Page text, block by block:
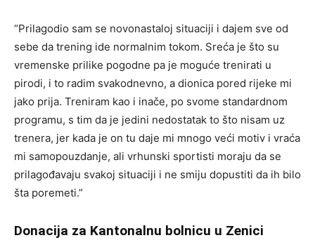
“Prilagodio sam se novonastaloj situaciji i dajem sve od
sebe da trening ide normalnim tokom. Sreća je što su
vremenske prilike pogodne pa je moguće trenirati u
pirodi, i to radim svakodnevno, a dionica pored rijeke mi
jako prija. Treniram kao i inače, po svome standardnom
programu, s tim da je jedini nedostatak to što nisam uz
trenera, jer kada je on tu daje mi mnogo veći motiv i vraća
mi samopouzdanje, ali vrhunski sportisti moraju da se
prilagođavaju svakoj situaciji i ne smiju dopustiti da ih bilo
šta poremeti.”
Donacija za Kantonalnu bolnicu u Zenici